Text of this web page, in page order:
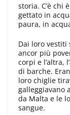
storia. C’è chi
gettato in
paura, in
Dai loro vestiti
ancor più
corpi e l’altra,
di barche.
loro chiglie
galleggiavano
da Malta e le
sangue.